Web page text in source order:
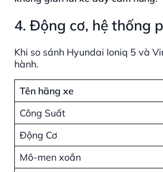
4. Động cơ, hệ thống
Khi so sánh Hyundai Ioniq 5 và
hành.
Tên hãng xe
Công Suất
Động Cơ
Mô-men xoắn